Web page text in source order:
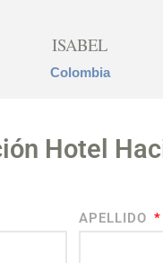
ISABEL
Colombia
Hotel
APELLIDO